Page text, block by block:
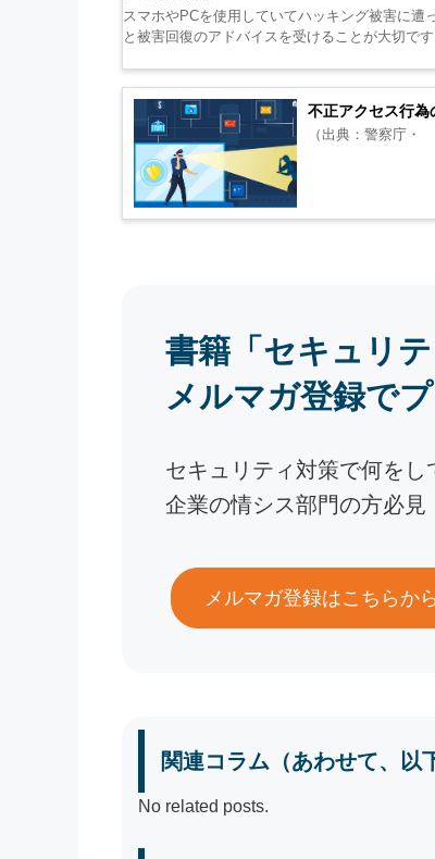
スマホやPCを使用していてハッキング被害に
と被害回復のアドバイスを受けることが大切で
不正アクセス行
（出典：警察庁・
書籍「セキュリテ
メルマガ登録で
セキュリティ対策で何をし
企業の情シス部門の方必見
メルマガ登録はこちらから
関連コラム（あわせて、以
No related posts.